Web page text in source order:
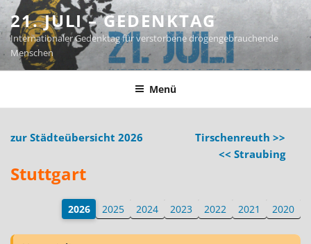
Zum
Inhalt
springen
21. JULI – GEDENKTAG
Internationaler Gedenktag für verstorbene drogengebrauchende
Menschen
Menü
zur Städteübersicht 2026
Tirschenreuth >>
<< Straubing
Stuttgart
2026 2025 2024 2023 2022 2021 2020